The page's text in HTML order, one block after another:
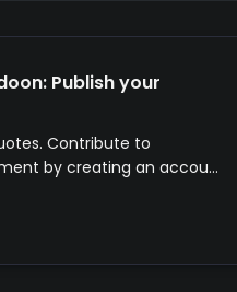
Publish your
Contribute to
by creating an account